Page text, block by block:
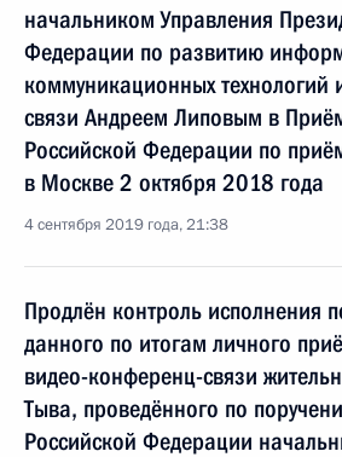
начальником Управления
Федерации по развитию
коммуникационных технологий
связи Андреем Липовым в
Российской Федерации по
в Москве 2 октября 2018 года
4 сентября 2019 года, 21:38
Продлён контроль исполнения
данного по итогам личного
видео-конференц-связи
Тыва, проведённого по
Российской Федерации